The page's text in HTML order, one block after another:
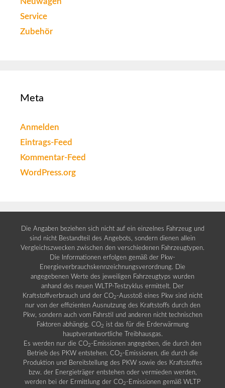
Service
Zubehör
Meta
Anmelden
Eintrags-Feed
Kommentar-Feed
WordPress.org
Die Angaben beziehen sich nicht auf ein einzelnes Fahrzeug und
sind nicht Bestandteil des Angebots, sondern dienen allein
Vergleichszwecken zwischen den verschiedenen Fahrzeugtypen.
Die Informationen erfolgen gemäß der Pkw-
Energieverbrauchskennzeichnungsverordnung. Die
angegebenen Werte des jeweiligen Fahrzeugtyps wurden
anhand des neuen WLTP-Testzyklus ermittelt. Der
Kraftstoffverbrauch und der CO2 -Ausstoß eines Pkw sind nicht
nur von der effizienten Ausnutzung des Kraftstoffs durch den
Pkw, sondern auch vom Fahrstil und anderen nicht technischen
Faktoren abhängig. CO2 ist das für die Erderwärmung
hauptverantwortliche Treibhausgas.
Es werden nur die CO2 -Emissionen angegeben, die durch den
Betrieb des PKW entstehen. CO2 -Emissionen, die durch die
Produktion und Bereitstellung des PKW sowie des Kraftstoffes
bzw. der Energieträger entstehen oder vermieden werden,
werden bei der Ermittlung der CO2 -Emissionen gemäß WLTP